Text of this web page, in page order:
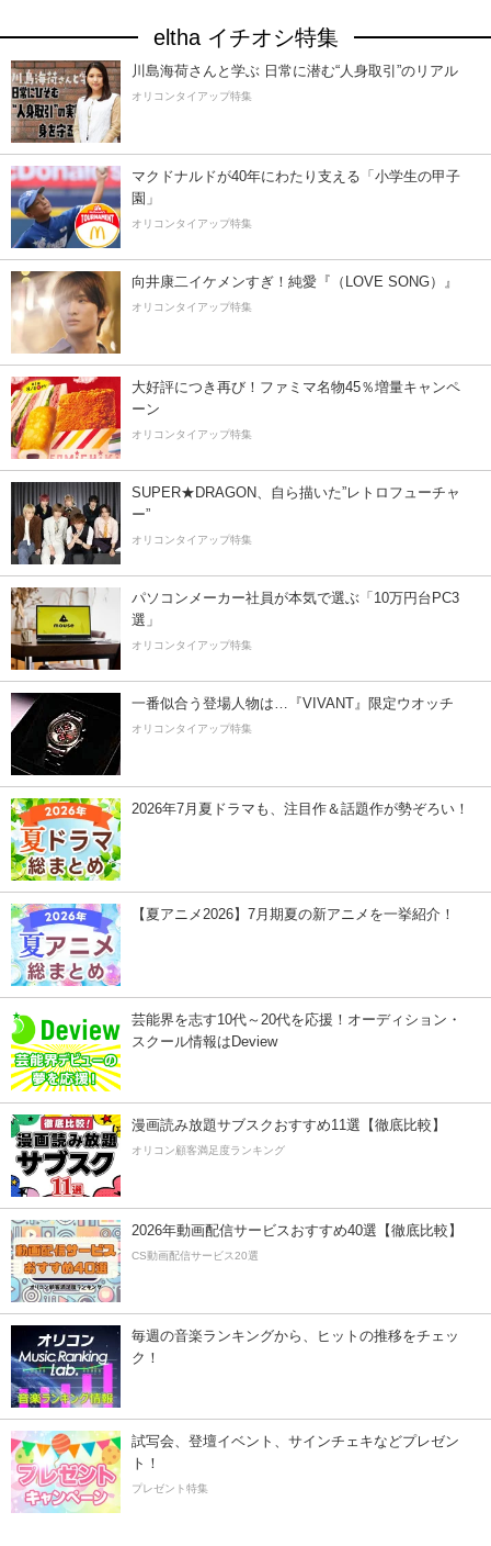
eltha イチオシ特集
川島海荷さんと学ぶ 日常に潜む“人身取引”のリアル
オリコンタイアップ特集
マクドナルドが40年にわたり支える「小学生の甲子
園」
オリコンタイアップ特集
向井康二イケメンすぎ！純愛『（LOVE SONG）』
オリコンタイアップ特集
大好評につき再び！ファミマ名物45％増量キャンペ
ーン
オリコンタイアップ特集
SUPER★DRAGON、自ら描いた”レトロフューチャ
ー”
オリコンタイアップ特集
パソコンメーカー社員が本気で選ぶ「10万円台PC3
選」
オリコンタイアップ特集
一番似合う登場人物は…『VIVANT』限定ウオッチ
オリコンタイアップ特集
2026年7月夏ドラマも、注目作＆話題作が勢ぞろい！
【夏アニメ2026】7月期夏の新アニメを一挙紹介！
芸能界を志す10代～20代を応援！オーディション・
スクール情報はDeview
漫画読み放題サブスクおすすめ11選【徹底比較】
オリコン顧客満足度ランキング
2026年動画配信サービスおすすめ40選【徹底比較】
CS動画配信サービス20選
毎週の音楽ランキングから、ヒットの推移をチェッ
ク！
試写会、登壇イベント、サインチェキなどプレゼン
ト！
プレゼント特集